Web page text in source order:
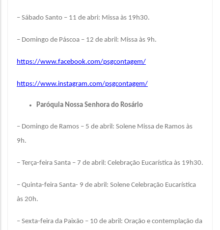
– Sábado Santo – 11 de abri: Missa às 19h30.
– Domingo de Páscoa – 12 de abril: Missa às 9h.
https://www.facebook.com/psgcontagem/
https://www.instagram.com/psgcontagem/
Paróquia Nossa Senhora do Rosário
– Domingo de Ramos – 5 de abril: Solene Missa de Ramos às
9h.
– Terça-feira Santa – 7 de abril: Celebração Eucarística às 19h30.
– Quinta-feira Santa- 9 de abril: Solene Celebração Eucarística
às 20h.
– Sexta-feira da Paixão – 10 de abril: Oração e contemplação da